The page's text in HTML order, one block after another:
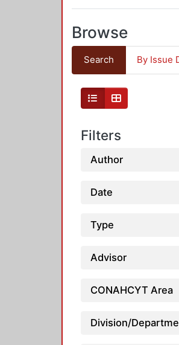
Browse
Search By Issue
Filters
Author
Date
Type
Advisor
CONAHCYT Area
Division/